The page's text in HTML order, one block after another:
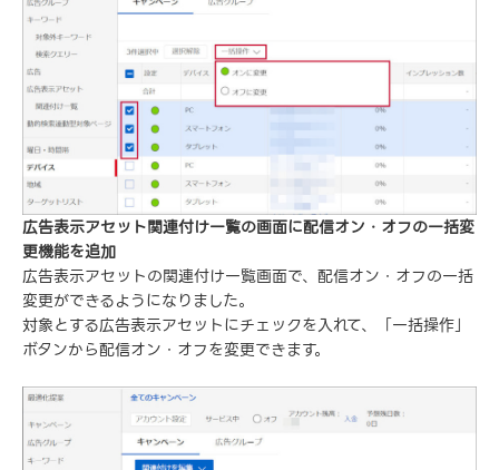
広告表示アセット関連付け一覧の画面に配信オン・オフの一括変
更機能を追加
広告表示アセットの関連付け一覧画面で、配信オン・オフの一括
変更ができるようになりました。
対象とする広告表示アセットにチェックを入れて、「一括操作」
ボタンから配信オン・オフを変更できます。